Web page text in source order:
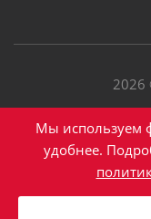
Мы используем
удобнее.